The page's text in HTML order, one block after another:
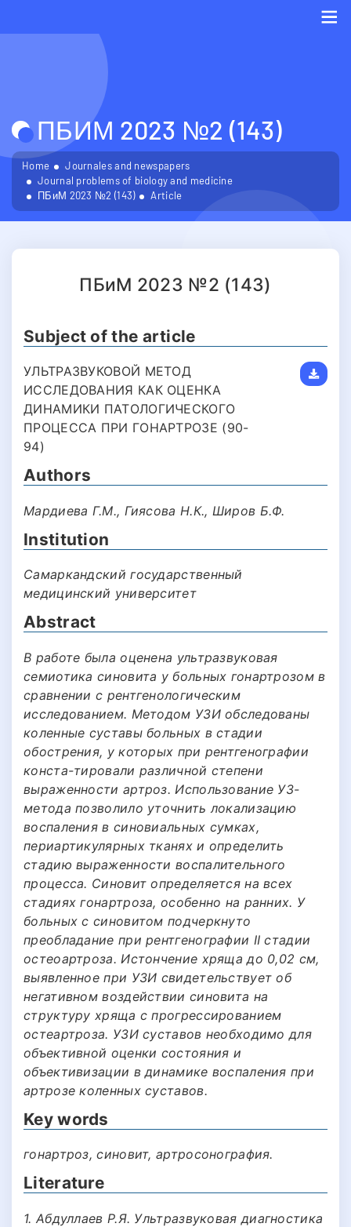
ПБИМ 2023 №2 (143)
Home
Journales and newspapers
Journal problems of biology and medicine
ПБиМ 2023 №2 (143)
Article
ПБиМ 2023 №2 (143)
Subject of the article
УЛЬТРАЗВУКОВОЙ МЕТОД
ИССЛЕДОВАНИЯ КАК ОЦЕНКА
ДИНАМИКИ ПАТОЛОГИЧЕСКОГО
ПРОЦЕССА ПРИ ГОНАРТРОЗЕ (90-
94)
Authors
Мардиева Г.М., Гиясова Н.К., Широв Б.Ф.
Institution
Самаркандский государственный
медицинский университет
Abstract
В работе была оценена ультразвуковая
семиотика синовита у больных гонартрозом в
сравнении с рентгенологическим
исследованием. Методом УЗИ обследованы
коленные суставы больных в стадии
обострения, у которых при рентгенографии
конста-тировали различной степени
выраженности артроз. Использование УЗ-
метода позволило уточнить локализацию
воспаления в синовиальных сумках,
периартикулярных тканях и определить
стадию выраженности воспалительного
процесса. Синовит определяется на всех
стадиях гонартроза, особенно на ранних. У
больных с синовитом подчеркнуто
преобладание при рентгенографии II стадии
остеоартроза. Истончение хряща до 0,02 см,
выявленное при УЗИ свидетельствует об
негативном воздействии синовита на
структуру хряща с прогрессированием
остеартроза. УЗИ суставов необходимо для
объективной оценки состояния и
объективизации в динамике воспаления при
артрозе коленных суставов.
Key words
гонартроз, синовит, артросонография.
Literature
1. Абдуллаев Р.Я. Ультразвуковая диагностика